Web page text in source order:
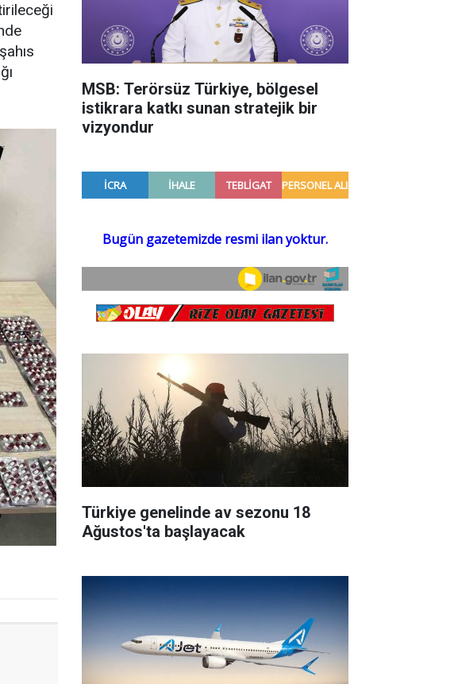
MSB: Terörsüz Türkiye, bölgesel
istikrara katkı sunan stratejik bir
vizyondur
Türkiye genelinde av sezonu 18
Ağustos'ta başlayacak